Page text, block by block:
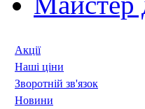
Акції
Наші ціни
Зворотній зв'язок
Новини